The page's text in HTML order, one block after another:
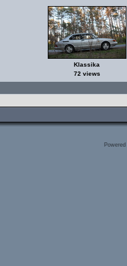
Klassika
72 views